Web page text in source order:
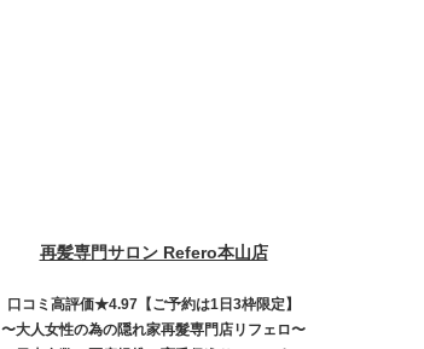
再髪専門サロン Refero本山店
口コミ高評価★4.97【ご予約は1日3枠限定】
〜大人女性の為の隠れ家再髮専門店リフェロ〜